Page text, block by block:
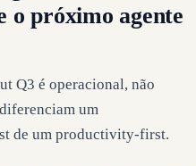
o próximo agente
Q3 é operacional, não
um
de um productivity-first.